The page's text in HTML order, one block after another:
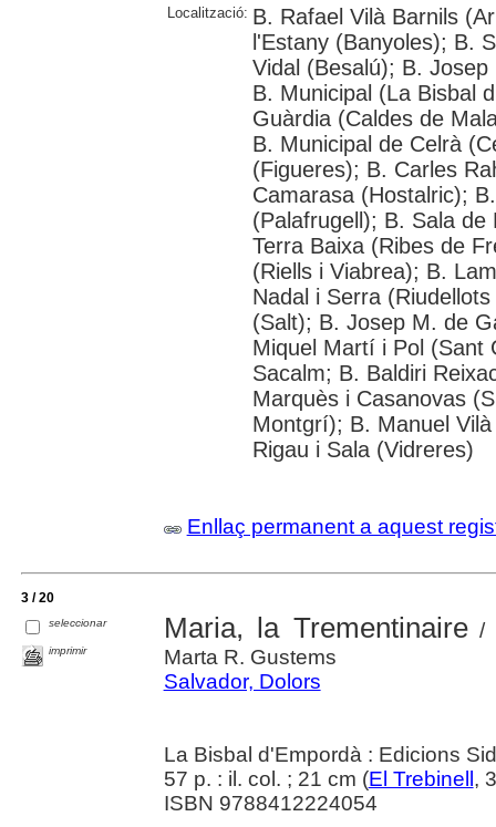
Localització: B. Rafael Vilà Barnils
l'Estany (Banyoles); B.
Vidal (Besalú); B.
B. Municipal (La Bisbal
Guàrdia (Caldes de
B. Municipal de Celrà
(Figueres); B. Carles
Camarasa (Hostalric);
(Palafrugell); B. Sala
Terra Baixa (Ribes de
(Riells i Viabrea); B.
Nadal i Serra
(Salt); B. Josep M. de
Miquel Martí i Pol (Sant
Sacalm; B. Baldiri
Marquès i Casanovas
Montgrí); B. Manuel
Rigau i Sala (Vidreres)
Enllaç permanent a aquest
3 / 20
seleccionar
imprimir
Maria, la Trementinaire/
Marta R. Gustems
Salvador, Dolors
La Bisbal d'Empordà : Edicions
57 p. : il. col. ; 21 cm (El Trebinell ,
ISBN 9788412224054